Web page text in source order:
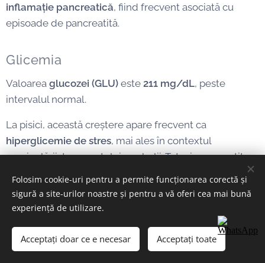
inflamație pancreatică, fiind frecvent asociată cu
episoade de pancreatită.
Glicemia
Valoarea glucozei (GLU) este 211 mg/dL, peste
intervalul normal.
La pisici, această creștere apare frecvent ca
hiperglicemie de stres, mai ales în contextul
manipulării, transportului sau bolii. Totuși, pancreatita
pancreasul este organul responsabil de secreția
insulinei.
Funcția renală
Folosim cookie-uri pentru a permite funcționarea corectă și
sigură a site-urilor noastre și pentru a vă oferi cea mai bună
experiență de utilizare.
Acceptați doar ce e necesar Acceptați toate